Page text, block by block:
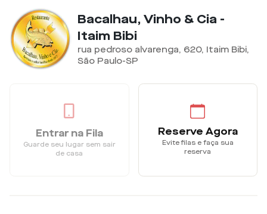
Bacalhau, Vinho & Cia -
Itaim Bibi
rua pedroso alvarenga, 620, Itaim Bibi,
São Paulo-SP
Entrar na Fila
Guarde seu lugar sem sair
de casa
Reserve Agora
Evite filas e faça sua
reserva